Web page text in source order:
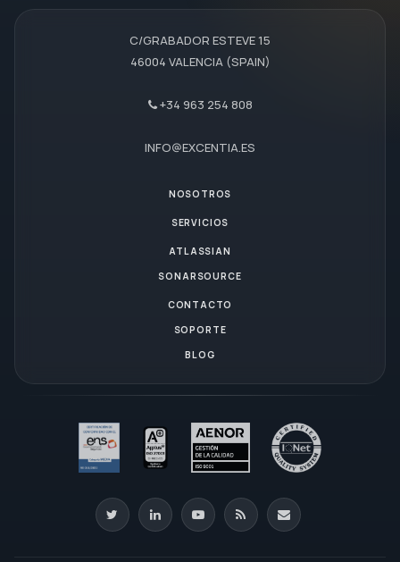
C/GRABADOR ESTEVE 15
46004 VALENCIA (SPAIN)
+34 963 254 808
INFO@EXCENTIA.ES
NOSOTROS
SERVICIOS
ATLASSIAN
SONARSOURCE
CONTACTO
SOPORTE
BLOG